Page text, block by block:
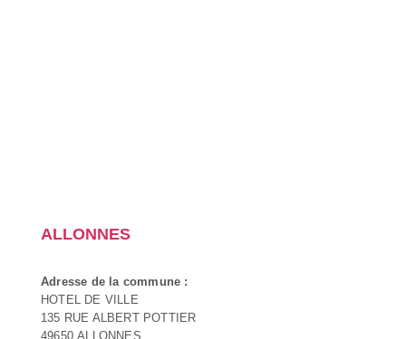
ALLONNES
Adresse de la commune :
HOTEL DE VILLE
135 RUE ALBERT POTTIER
49650 ALLONNES